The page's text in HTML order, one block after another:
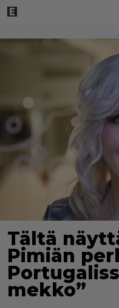
Tältä
Pimiän
mekko”